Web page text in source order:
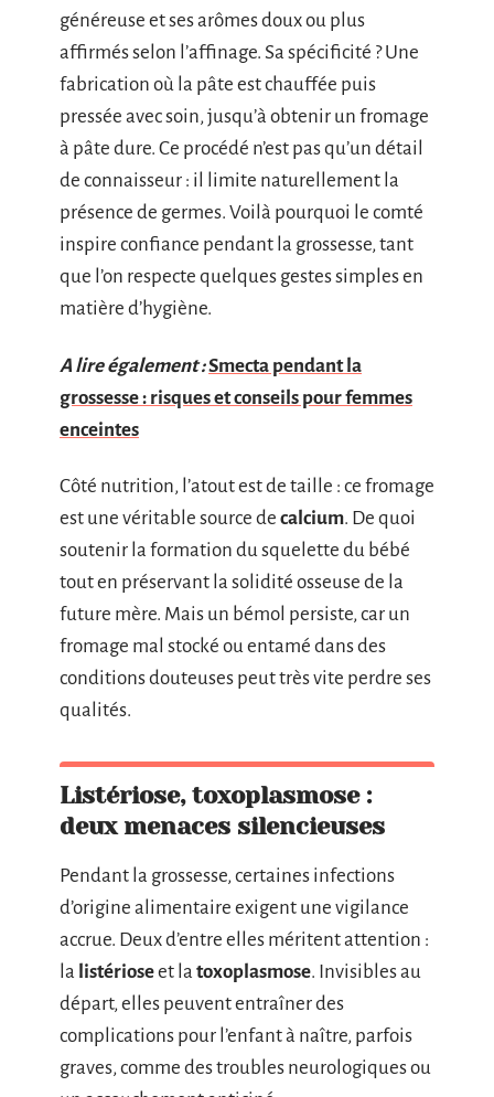
généreuse et ses arômes doux ou plus
affirmés selon l’affinage. Sa spécificité ? Une
fabrication où la pâte est chauffée puis
pressée avec soin, jusqu’à obtenir un fromage
à pâte dure. Ce procédé n’est pas qu’un détail
de connaisseur : il limite naturellement la
présence de germes. Voilà pourquoi le comté
inspire confiance pendant la grossesse, tant
que l’on respecte quelques gestes simples en
matière d’hygiène.
A lire également :Smecta pendant la
grossesse : risques et conseils pour femmes
enceintes
Côté nutrition, l’atout est de taille : ce fromage
est une véritable source de calcium. De quoi
soutenir la formation du squelette du bébé
tout en préservant la solidité osseuse de la
future mère. Mais un bémol persiste, car un
fromage mal stocké ou entamé dans des
conditions douteuses peut très vite perdre ses
qualités.
Listériose, toxoplasmose :
deux menaces silencieuses
Pendant la grossesse, certaines infections
d’origine alimentaire exigent une vigilance
accrue. Deux d’entre elles méritent attention :
la listérioseet la toxoplasmose. Invisibles au
départ, elles peuvent entraîner des
complications pour l’enfant à naître, parfois
graves, comme des troubles neurologiques ou